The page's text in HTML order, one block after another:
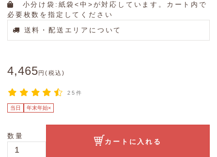
小分け袋:紙袋<中>が対応しています。カート内で
必要枚数を指定してください
送料・配送エリアについて
4,465 円(税込)
25件
当日 年末年始×
数量
カートに入れる